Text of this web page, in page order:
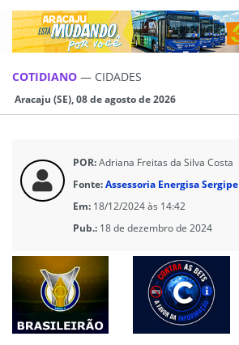
COTIDIANO — CIDADES
Aracaju (SE), 08 de agosto de 2026
POR:Adriana Freitas da Silva Costa
Fonte:Assessoria Energisa Sergipe
Em: 18/12/2024 às 14:42
Pub.: 18 de dezembro de 2024